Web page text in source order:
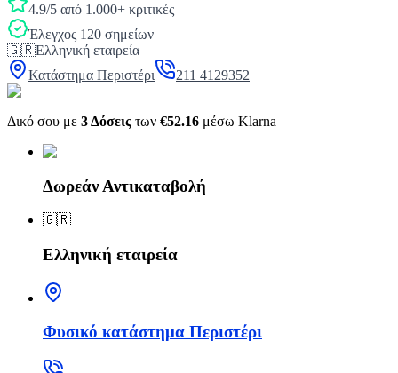
4.9/5 από 1.000+ κριτικές
Έλεγχος 120 σημείων
🇬🇷Ελληνική εταιρεία
Κατάστημα Περιστέρι
211 4129352
Δικό σου με 3 Δόσεις των €52.16 μέσω Klarna
Δωρεάν Αντικαταβολή
🇬🇷
Ελληνική εταιρεία
Φυσικό κατάστημα Περιστέρι